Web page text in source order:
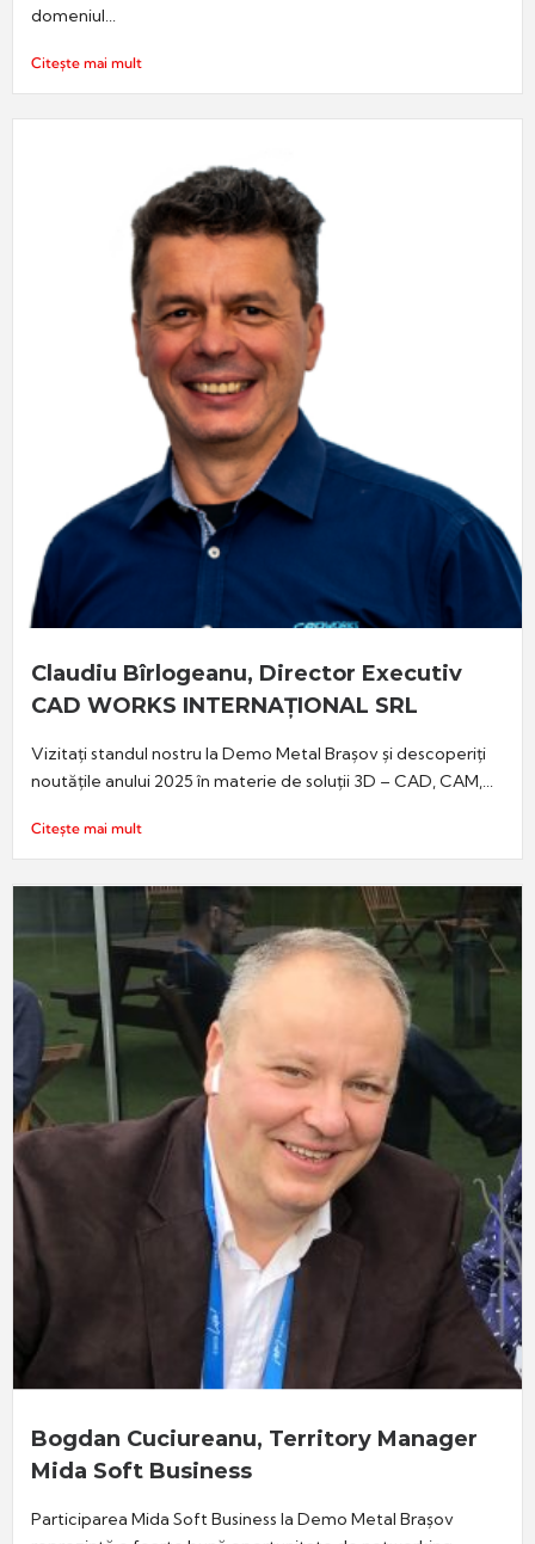
domeniul...
Citește mai mult
Claudiu Bîrlogeanu, Director Executiv
CAD WORKS INTERNAȚIONAL SRL
Vizitați standul nostru la Demo Metal Brașov și descoperiți
noutățile anului 2025 în materie de soluții 3D – CAD, CAM,...
Citește mai mult
Bogdan Cuciureanu, Territory Manager
Mida Soft Business
Participarea Mida Soft Business la Demo Metal Brașov